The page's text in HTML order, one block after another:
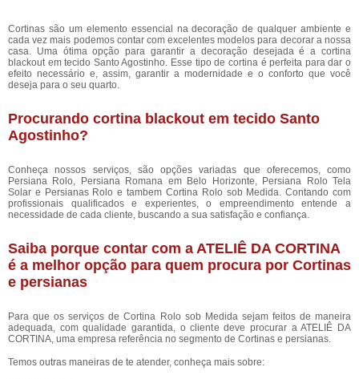
Cortinas são um elemento essencial na decoração de qualquer ambiente e
cada vez mais podemos contar com excelentes modelos para decorar a nossa
casa. Uma ótima opção para garantir a decoração desejada é a cortina
blackout em tecido Santo Agostinho. Esse tipo de cortina é perfeita para dar o
efeito necessário e, assim, garantir a modernidade e o conforto que você
deseja para o seu quarto.
Procurando cortina blackout em tecido Santo
Agostinho?
Conheça nossos serviços, são opções variadas que oferecemos, como
Persiana Rolo, Persiana Romana em Belo Horizonte, Persiana Rolo Tela
Solar e Persianas Rolo e tambem Cortina Rolo sob Medida. Contando com
profissionais qualificados e experientes, o empreendimento entende a
necessidade de cada cliente, buscando a sua satisfação e confiança.
Saiba porque contar com a ATELIÊ DA CORTINA
é a melhor opção para quem procura por Cortinas
e persianas
Para que os serviços de Cortina Rolo sob Medida sejam feitos de maneira
adequada, com qualidade garantida, o cliente deve procurar a ATELIÊ DA
CORTINA, uma empresa referência no segmento de Cortinas e persianas.
Temos outras maneiras de te atender, conheça mais sobre: